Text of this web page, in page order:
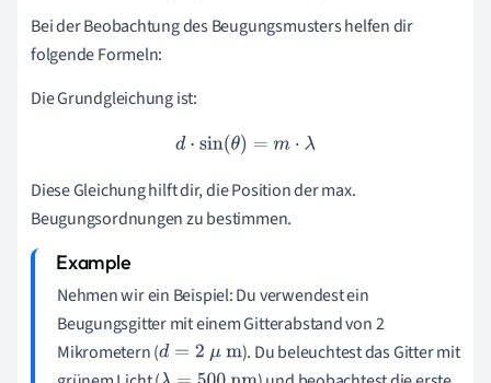
Bei der Beobachtung des Beugungsmusters helfen dir
folgende Formeln:
Die Grundgleichung ist:
d⋅sin(θ )=m⋅λ
Diese Gleichung hilft dir, die Position der max.
Beugungsordnungen zu bestimmen.
Nehmen wir ein Beispiel: Du verwendest ein
Beugungsgitter mit einem Gitterabstand von 2
Mikrometern (d=2 μm
). Du beleuchtest das Gitter mit